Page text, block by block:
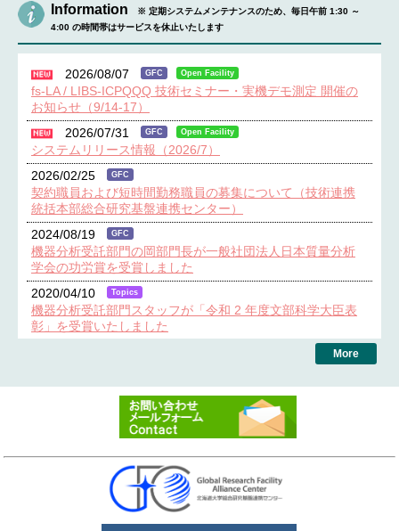
Information
※ 定期システムメンテナンスのため、毎日午前 1:30 ～
4:00 の時間帯はサービスを休止いたします
2026/08/07 GFC Open Facility
fs-LA / LIBS-ICPQQQ 技術セミナー・実機デモ測定 開催の
お知らせ（9/14-17）
2026/07/31
GFC Open Facility
システムリリース情報（2026/7）
2026/02/25
GFC
契約職員および短時間勤務職員の募集について（技術連携
統括本部総合研究基盤連携センター）
2024/08/19
GFC
機器分析受託部門の岡部門長が一般社団法人日本質量分析
学会の功労賞を受賞しました
2020/04/10
Topics
機器分析受託部門スタッフが「令和 2 年度文部科学大臣表
彰」を受賞いたしました
機器分析受託部門が「教育研究支援業務総長賞 奨励賞」
を受賞しました